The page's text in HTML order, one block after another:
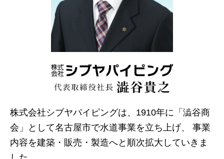
株式会社シブヤパイピングは、1910年に「澁谷商
会」として名古屋市で水道事業を立ち上げ、 事業
内容を建築・販売・製造へと順次拡大していきま